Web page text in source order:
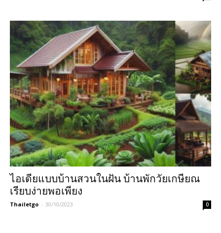
ไอเดียแบบบ้านสวนในฝัน บ้านพักวัยเกษียณ
เรียบง่ายพอเพียง
Thailetgo - 30/10/2023 0